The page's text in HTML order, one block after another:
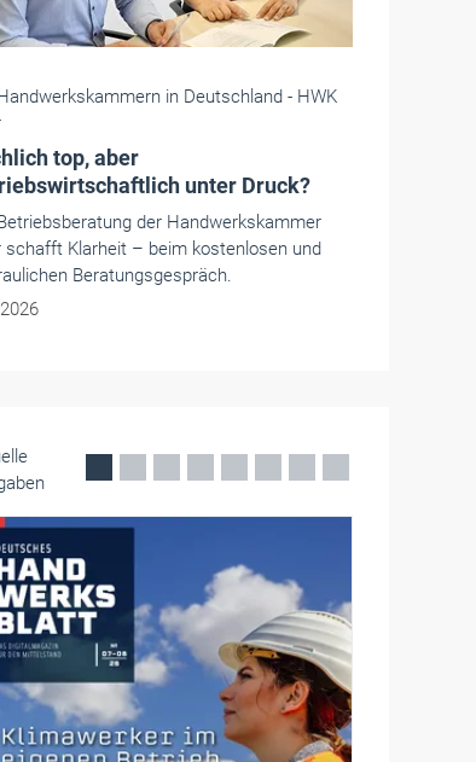
in Deutschland - HWK
für
gesucht
Spangdahlem Air Base
Chancen für regionale
Sie können dort Aufträge